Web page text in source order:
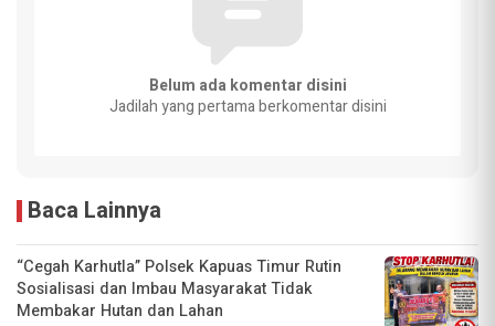
Belum ada komentar disini
Jadilah yang pertama berkomentar disini
Baca Lainnya
“Cegah Karhutla” Polsek Kapuas Timur Rutin
Sosialisasi dan Imbau Masyarakat Tidak
Membakar Hutan dan Lahan